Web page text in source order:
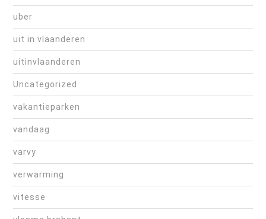
uber
uit in vlaanderen
uitinvlaanderen
Uncategorized
vakantieparken
vandaag
varvy
verwarming
vitesse